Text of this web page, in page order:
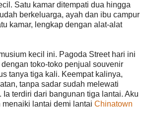
Satu kamar ditempati dua hingga
berkeluarga, ayah dan ibu campur
kamar, lengkap dengan alat-alat
kecil ini. Pagoda Street hari ini
toko-toko penjual souvenir
tanya tiga kali. Keempat kalinya,
tanpa sadar sudah melewati
Ia terdiri dari bangunan tiga lantai. Aku
menaiki lantai demi lantai Chinatown